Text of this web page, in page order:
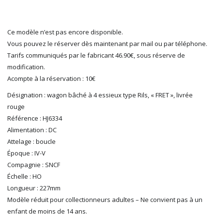
MAKETTE
MARLKIN
MKD
NOREV
NOVATEUR MODELES
PECO
PIKO
PN SUD MODELISME
PREISER
PRINCE AUGUST
R37
REDUTEX
REE
RÉGIONS ET COMPAGNIES
Ce modèle n’est pas encore disponible.
Vous pouvez le réserver dès maintenant par mail ou par téléphone.
Tarifs communiqués par le fabricant 46.90€, sous réserve de
modification.
Acompte à la réservation : 10€
Désignation : wagon bâché à 4 essieux type Rils, « FRET », livrée
rouge
Référence : HJ6334
Alimentation : DC
Attelage : boucle
Époque : IV-V
Compagnie : SNCF
Échelle : HO
Longueur : 227mm
Modèle réduit pour collectionneurs adultes – Ne convient pas à un
enfant de moins de 14 ans.